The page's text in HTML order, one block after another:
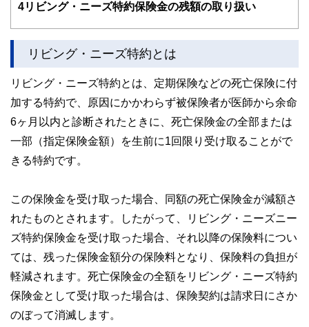
4リビング・ニーズ特約保険金の残額の取り扱い
リビング・ニーズ特約とは
リビング・ニーズ特約とは、定期保険などの死亡保険に付
加する特約で、原因にかかわらず被保険者が医師から余命
6ヶ月以内と診断されたときに、死亡保険金の全部または
一部（指定保険金額）を生前に1回限り受け取ることがで
きる特約です。
この保険金を受け取った場合、同額の死亡保険金が減額さ
れたものとされます。したがって、リビング・ニーズニー
ズ特約保険金を受け取った場合、それ以降の保険料につい
ては、残った保険金額分の保険料となり、保険料の負担が
軽減されます。死亡保険金の全額をリビング・ニーズ特約
保険金として受け取った場合は、保険契約は請求日にさか
のぼって消滅します。